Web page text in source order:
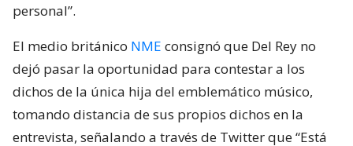
personal”.
El medio británico NME consignó que Del Rey no
dejó pasar la oportunidad para contestar a los
dichos de la única hija del emblemático músico,
tomando distancia de sus propios dichos en la
entrevista, señalando a través de Twitter que “Está